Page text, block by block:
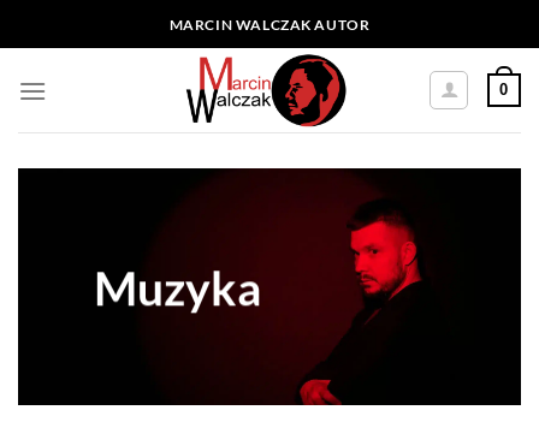
to
MARCIN WALCZAK AUTOR
0
Muzyka